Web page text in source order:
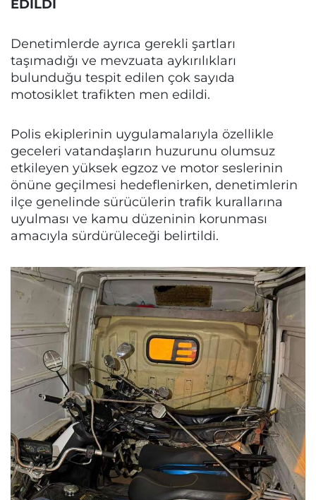
EDİLDİ
Denetimlerde ayrıca gerekli şartları
taşımadığı ve mevzuata aykırılıkları
bulunduğu tespit edilen çok sayıda
motosiklet trafikten men edildi.
Polis ekiplerinin uygulamalarıyla özellikle
geceleri vatandaşların huzurunu olumsuz
etkileyen yüksek egzoz ve motor seslerinin
önüne geçilmesi hedeflenirken, denetimlerin
ilçe genelinde sürücülerin trafik kurallarına
uyulması ve kamu düzeninin korunması
amacıyla sürdürüleceği belirtildi.